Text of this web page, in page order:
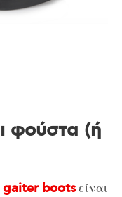
φούστα (ή
gaiter bootsείναι